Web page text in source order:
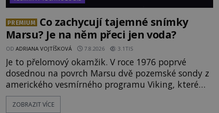
PREMIUM
Co zachycují tajemné snímky
Marsu? Je na něm přeci jen voda?
OD ADRIANA VOJTÍŠKOVÁ 7.8.2026 3.1TIS
Je to přelomový okamžik. V roce 1976 poprvé
dosednou na povrch Marsu dvě pozemské sondy z
amerického vesmírného programu Viking, které
jsou schopny pořídit fotografie záhadami
opředené rudé planety. Viking 1 zde zaznamená
ZOBRAZIT VÍCE